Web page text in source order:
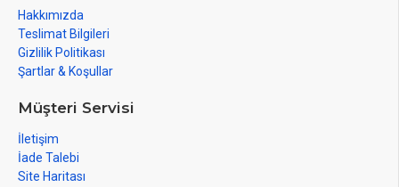
Hakkımızda
Teslimat Bilgileri
Gizlilik Politikası
Şartlar & Koşullar
Müşteri Servisi
İletişim
İade Talebi
Site Haritası